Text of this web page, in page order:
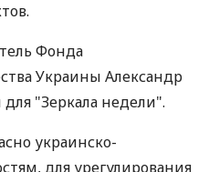
Фонда
Украины Александр
"Зеркала недели".
украинско-
для урегулирования